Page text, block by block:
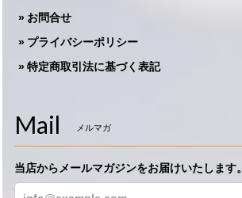
お問合せ
プライバシーポリシー
特定商取引法に基づく表記
Mail メルマガ
当店からメールマガジンをお届けいたします。